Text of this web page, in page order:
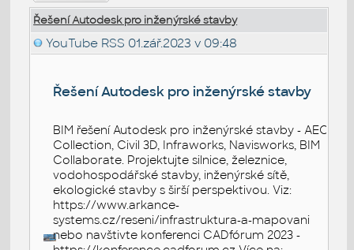
Řešení Autodesk pro inženýrské stavby
YouTube RSS 01.zář.2023 v 09:48
Řešení Autodesk pro inženýrské stavby
BIM řešení Autodesk pro inženýrské stavby - AEC
Collection, Civil 3D, Infraworks, Navisworks, BIM
Collaborate. Projektujte silnice, železnice,
vodohospodářské stavby, inženýrské sítě,
ekologické stavby s širší perspektivou. Viz:
https://www.arkance-
systems.cz/reseni/infrastruktura-a-mapovani
nebo navštivte konferenci CADfórum 2023 -